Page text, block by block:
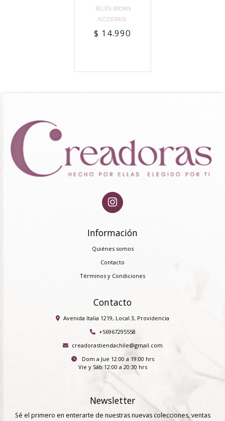
BELÉN BROWN
ACCESORIOS
$ 14.990
Información
Quiénes somos
Contacto
Términos y Condiciones
Contacto
Avenida Italia 1219, Local 3, Providencia
+56967295558
creadorastiendachile@gmail.com
Dom a Jue 12:00 a 19:00 hrs
Vie y Sáb 12:00 a 20:30 hrs
Newsletter
Sé el primero en enterarte de nuestras nuevas colecciones, ventas